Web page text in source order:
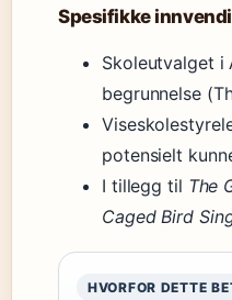
Spesifikke
Skoleutvalget i
begrunnelse
potensielt
I tillegg til The
Caged Bird
HVORFOR DETTE